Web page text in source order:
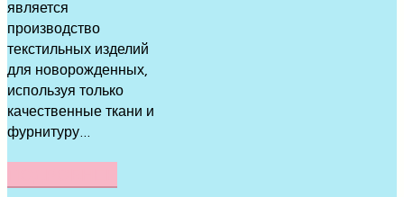
является
производство
текстильных изделий
для новорожденных,
используя только
качественные ткани и
фурнитуру...